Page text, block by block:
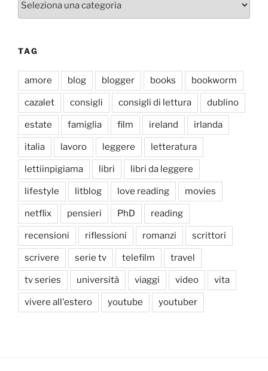
TAG
amore blog blogger books bookworm
cazalet consigli consigli di lettura dublino
estate famiglia film ireland irlanda
italia lavoro leggere letteratura
lettiinpigiama libri libri da leggere
lifestyle litblog love reading movies
netflix pensieri PhD reading
recensioni riflessioni romanzi scrittori
scrivere serie tv telefilm travel
tv series università viaggi video vita
vivere all'estero youtube youtuber